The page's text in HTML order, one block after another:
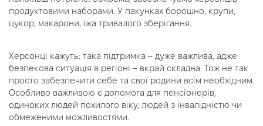
продуктовими наборами. У пакунках борошно, крупи,
цукор, макарони, їжа тривалого зберігання.
Херсонці кажуть: така підтримка – дуже важлива, адже
безпекова ситуація в регіоні – вкрай складна. Тож не так
просто забезпечити себе та свої родини всім необхідним.
Особливо важливою є допомога для пенсіонерів,
одиноких людей похилого віку, людей з інвалідністю чи
обмеженими можливостями.